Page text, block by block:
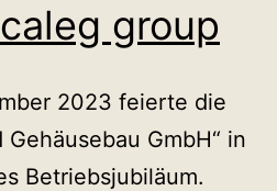
group
2023 feierte die
GmbH“ in
Betriebsjubiläum.